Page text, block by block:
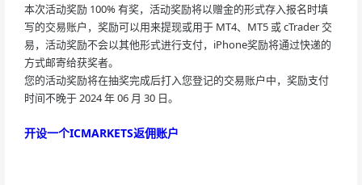
本次活动奖励 100% 有奖，活动奖励将以赠金的形式存入报名时填
写的交易账户，奖励可以用来提现或用于 MT4、MT5 或 cTrader 交
易，活动奖励不会以其他形式进行支付，iPhone奖励将通过快递的
方式邮寄给获奖者。
您的活动奖励将在抽奖完成后打入您登记的交易账户中，奖励支付
时间不晚于 2024 年 06 月 30 日。
开设一个ICMARKETS返佣账户